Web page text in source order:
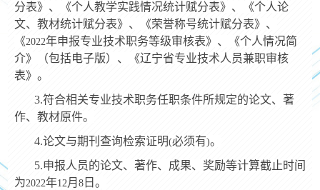
分表》、《个人教学实践情况统计赋分表》、《个人论
文、教材统计赋分表》、《荣誉称号统计赋分表》、
《2022年申报专业技术职务等级审核表》、《个人情况简
介》（包括电子版）、《辽宁省专业技术人员兼职审核
表》。
3.符合相关专业技术职务任职条件所规定的论文、著
作、教材原件。
4.论文与期刊查询检索证明(必须有)。
5.申报人员的论文、著作、成果、奖励等计算截止时间
为2022年12月 8日。